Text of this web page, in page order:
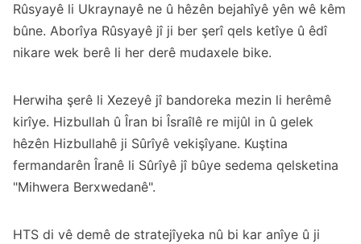
Rûsyayê li Ukraynayê ne û hêzên bejahîyê yên wê kêm
bûne. Aborîya Rûsyayê jî ji ber şerî qels ketîye û êdî
nikare wek berê li her derê mudaxele bike.
Herwiha şerê li Xezeyê jî bandoreka mezin li herêmê
kirîye. Hizbullah û Îran bi Îsraîlê re mijûl in û gelek
hêzên Hizbullahê ji Sûrîyê vekişîyane. Kuştina
fermandarên Îranê li Sûrîyê jî bûye sedema qelsketina
"Mihwera Berxwedanê".
HTS di vê demê de stratejîyeka nû bi kar anîye û ji